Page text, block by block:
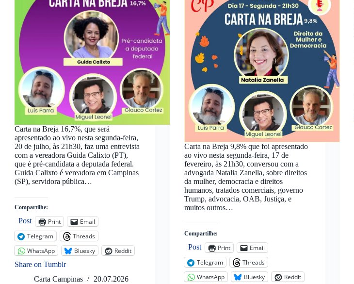
Carta na Breja 16,7%, que será
apresentado ao vivo nesta segunda-feira,
20 de julho, às 21h30, faz uma entrevista
com a vereadora Guida Calixto (PT),
que é pré-candidata a deputada federal.
Guida Calixto é vereadora em Campinas
(SP), servidora pública…
Compartilhe:
Post Print
Email
Telegram
Threads
WhatsApp
Bluesky
Reddit
Share on Tumblr
Carta Campinas
20.07.2026
Carta na Breja 9,8% que foi apresentado
ao vivo nesta segunda-feira, 17 de
fevereiro, às 21h30, conversou com a
advogada Natalia Zanella, sobre direitos
da mulher, democracia e direitos
humanos, tratados comerciais, governo
Trump, advocacia, OAB, Justiça, e
muitos outros…
Compartilhe:
Post Print
Email
Telegram
Threads
WhatsApp
Bluesky
Reddit